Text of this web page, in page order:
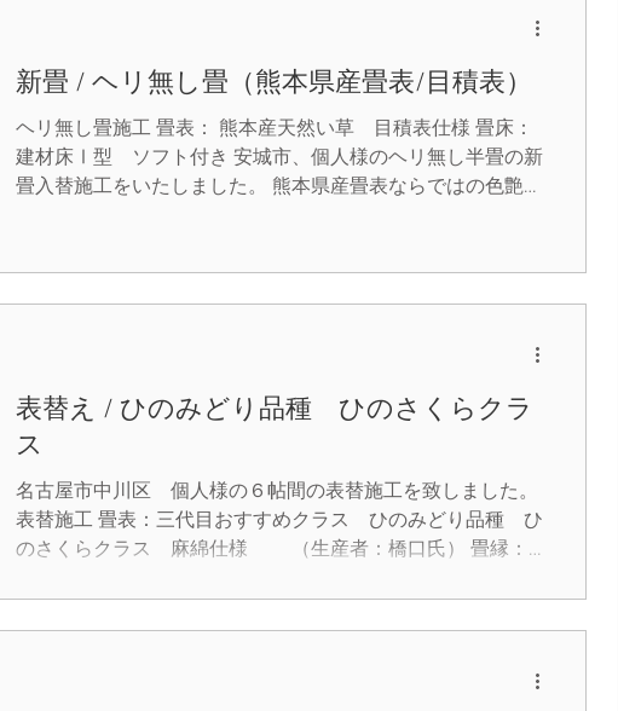
新畳 / ヘリ無し畳（熊本県産畳表/目積表）
ヘリ無し畳施工 畳表： 熊本産天然い草 目積表仕様 畳床：
建材床Ⅰ型 ソフト付き 安城市、個人様のヘリ無し半畳の新
畳入替施工をいたしました。 熊本県産畳表ならではの色艶、
お応えできるようにこれからも努めていきます。 （当店では
クレジットカード決済も出来ます。）
表替え / ひのみどり品種 ひのさくらクラ
ス
名古屋市中川区 個人様の６帖間の表替施工を致しました。
表替施工 畳表：三代目おすすめクラス ひのみどり品種 ひ
のさくらクラス 麻綿仕様 （生産者：橋口氏） 畳縁：大
がおすすめの逸品です。 い草のきめ細やかさ、畳表としての
合いで、まさしくお部屋が生まれ変わりとても心地の良い空